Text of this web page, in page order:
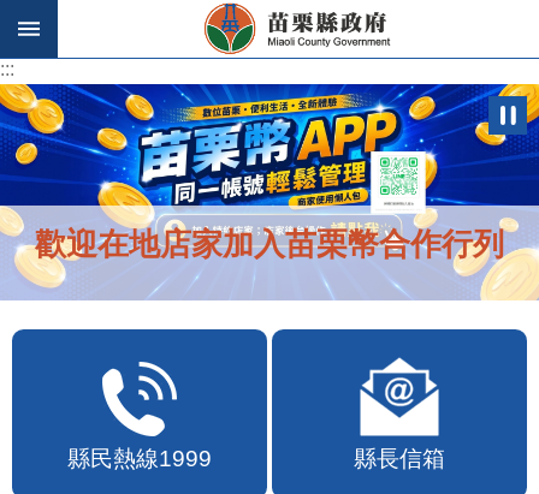
跳到主要內容區塊
:::
:::
歡迎在地店家加入苗栗幣合作行列
縣民熱線1999 縣長信箱